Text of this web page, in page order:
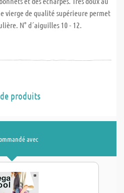
vierge de qualité supérieure permet
N° d´aiguilles 10 - 12.
produits
avec